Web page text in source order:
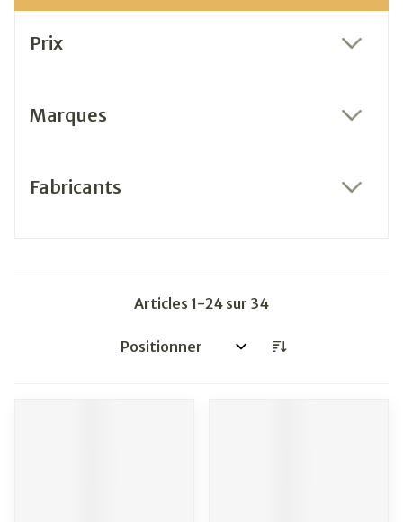
Prix
Marques
Fabricants
Articles 1-24 sur 34
Trier par: